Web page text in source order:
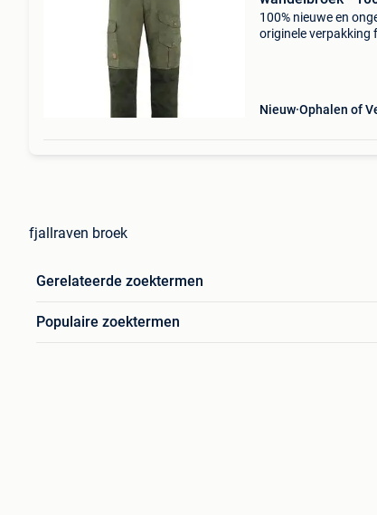
100% nieuwe en
originele verpakking
Nieuw Ophalen of
fjallraven broek
Gerelateerde zoektermen
Populaire zoektermen